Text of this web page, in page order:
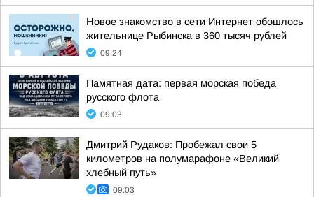
Новое знакомство в сети Интернет обошлось
жительнице Рыбинска в 360 тысяч рублей
09:24
Памятная дата: первая морская победа
русского флота
09:03
Дмитрий Рудаков: Пробежал свои 5
километров на полумарафоне «Великий
хлебный путь»
09:03